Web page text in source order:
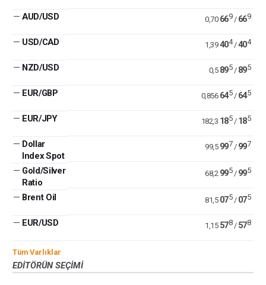
— AUD/USD 0,70 669/ 669
— USD/CAD 1,39 404/404
— NZD/USD 0,5 895/ 895
— EUR/GBP 0,856 645/ 645
— EUR/JPY 182,3 185/ 185
— Dollar
Index Spot
99,5 997 / 997
— Gold/Silver
Ratio
68,2 995/ 995
— Brent Oil 81,5 075/ 075
— EUR/USD 1,15 578/ 578
Tüm Varlıklar
EDITÖRÜN SEÇIMI